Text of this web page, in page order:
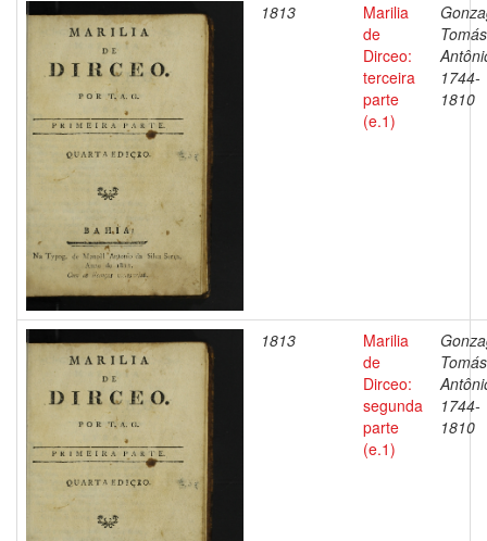
1813
Marilia
de
Dirceo:
terceira
parte
(e.1)
Tomás
1744-
1810
1813
Marilia
de
Dirceo:
segunda
parte
(e.1)
Tomás
1744-
1810